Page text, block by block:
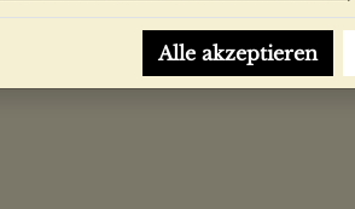
Alle akzeptieren